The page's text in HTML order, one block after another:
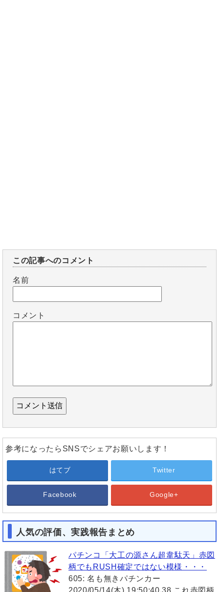
この記事へのコメント
名前
コメント
参考になったらSNSでシェアお願いします！
はてブ Twitter
Facebook Google+
人気の評価、実践報告まとめ
パチンコ「大工の源さん超韋駄天」赤図
柄でもRUSH確定ではない模様・・・
605: 名も無きパチンカー